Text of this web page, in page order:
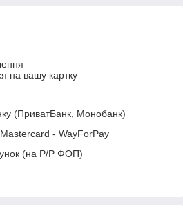
на вашу картку
(ПриватБанк, Монобанк)
- WayForPay
(на Р/Р ФОП)